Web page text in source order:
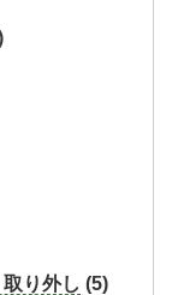
り外し (5)